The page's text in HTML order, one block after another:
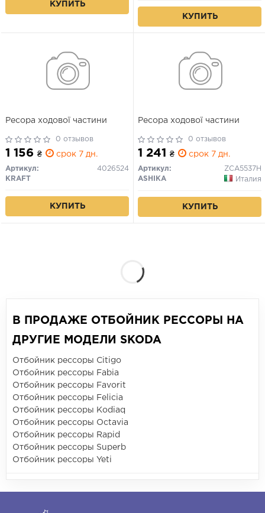
КУПИТЬ
КУПИТЬ
Ресора ходової частини
0 отзывов
1 156 ₴ срок 7 дн.
Артикул:
4026524
KRAFT
КУПИТЬ
Ресора ходової частини
0 отзывов
1 241 ₴ срок 7 дн.
Артикул:
ZCA5537H
ASHIKA
Италия
КУПИТЬ
В ПРОДАЖЕ ОТБОЙНИК РЕССОРЫ НА
ДРУГИЕ МОДЕЛИ SKODA
Отбойник рессоры Citigo
Отбойник рессоры Fabia
Отбойник рессоры Favorit
Отбойник рессоры Felicia
Отбойник рессоры Kodiaq
Отбойник рессоры Octavia
Отбойник рессоры Rapid
Отбойник рессоры Superb
Отбойник рессоры Yeti